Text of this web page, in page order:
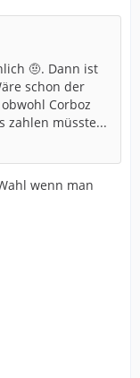
🤨. Dann ist
schon der
Corboz
zahlen müsste...
wenn man